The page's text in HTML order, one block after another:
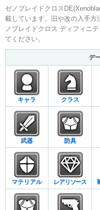
ゼノブレイドクロス
載しています。旧や改の入手
ノブレイドクロス ディフィニ
てください。
デ
キャラ クラス
武器 防具
マテリアル レアリソース